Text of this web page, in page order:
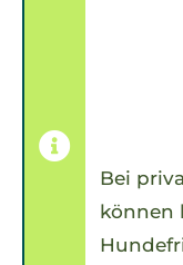
Bei
können